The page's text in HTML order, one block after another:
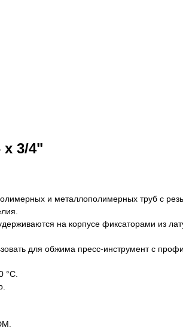
3/4"
и металлополимерных труб с
на корпусе фиксаторами из
для обжима пресс-инструмент с
°С.